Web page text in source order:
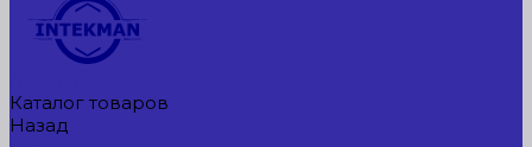
Каталог товаров
Назад